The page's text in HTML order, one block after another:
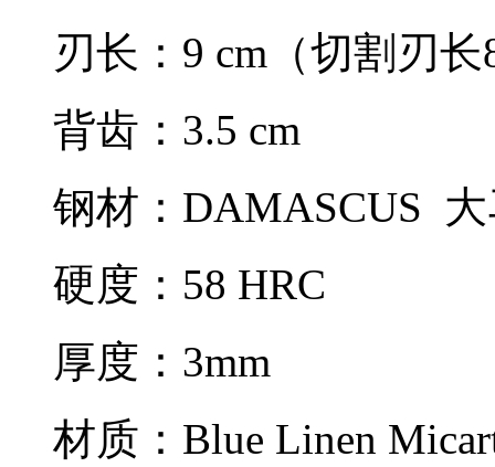
刃长：9 cm（切割刃长
背齿：3.5 cm
钢材：DAMASCUS
硬度：58 HRC
厚度：3mm
材质：Blue Linen